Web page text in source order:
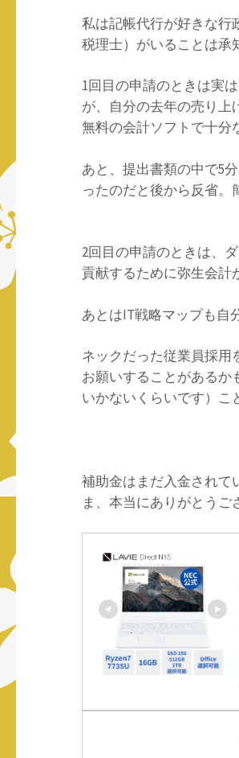
私は記帳代行が好きな行
税理士）がいることは承
1回目の申請のときは実
が、自分の去年の売り上
無料の会計ソフトで十分
あと、提出書類の中で5
ったのだと後から反省。
2回目の申請のときは、
貢献するために弥生会計
あとはIT戦略マップも自
ネックだった従業員採用
お願いすることがある
いかないくらいです）こ
補助金はまだ入金されて
ま、本当にありがとうご